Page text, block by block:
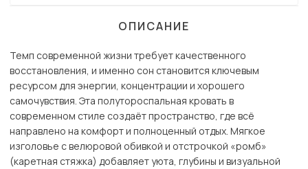
ОПИСАНИЕ
Темп современной жизни требует качественного
восстановления, и именно сон становится ключевым
ресурсом для энергии, концентрации и хорошего
самочувствия. Эта полутороспальная кровать в
современном стиле создаёт пространство, где всё
направлено на комфорт и полноценный отдых. Мягкое
изголовье с велюровой обивкой и отстрочкой «ромб»
(каретная стяжка) добавляет уюта, глубины и визуальной